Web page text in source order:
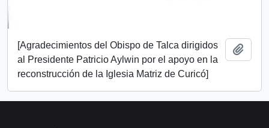
[Agradecimientos del Obispo de Talca dirigidos
al Presidente Patricio Aylwin por el apoyo en la
reconstrucción de la Iglesia Matriz de Curicó]